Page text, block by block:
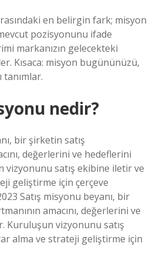
en belirgin fark; misyon
pozisyonunu ifade
markanızın gelecekteki
Kısaca: misyon bugününüzü,
tanımlar.
nedir?
bir şirketin satış
değerlerini ve hedeflerini
vizyonunu satış ekibine iletir ve
geliştirme için çerçeve
Satış misyonu beyanı, bir
amacını, değerlerini ve
Kuruluşun vizyonunu satış
alma ve strateji geliştirme için